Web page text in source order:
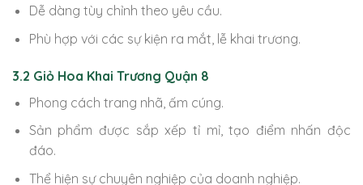
Dễ dàng tùy chỉnh theo yêu cầu.
Phù hợp với các sự kiện ra mắt, lễ khai trương.
3.2 Giỏ Hoa Khai Trương Quận 8
Phong cách trang nhã, ấm cúng.
Sản phẩm được sắp xếp tỉ mỉ, tạo điểm nhấn độc
đáo.
Thể hiện sự chuyên nghiệp của doanh nghiệp.